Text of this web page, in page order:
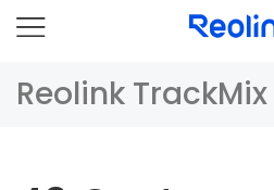
Reolink TrackMix